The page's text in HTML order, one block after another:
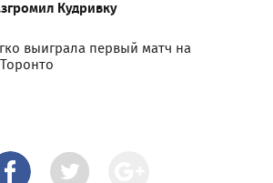
Кудривку
выиграла первый матч на